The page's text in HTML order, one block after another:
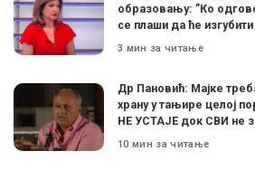
образовању: ”Ко
се плаши да ће
3 мин за читање
Др Пановић: Мајке
храну у тањире целој
НЕ УСТАЈЕ док СВИ не
10 мин за читање